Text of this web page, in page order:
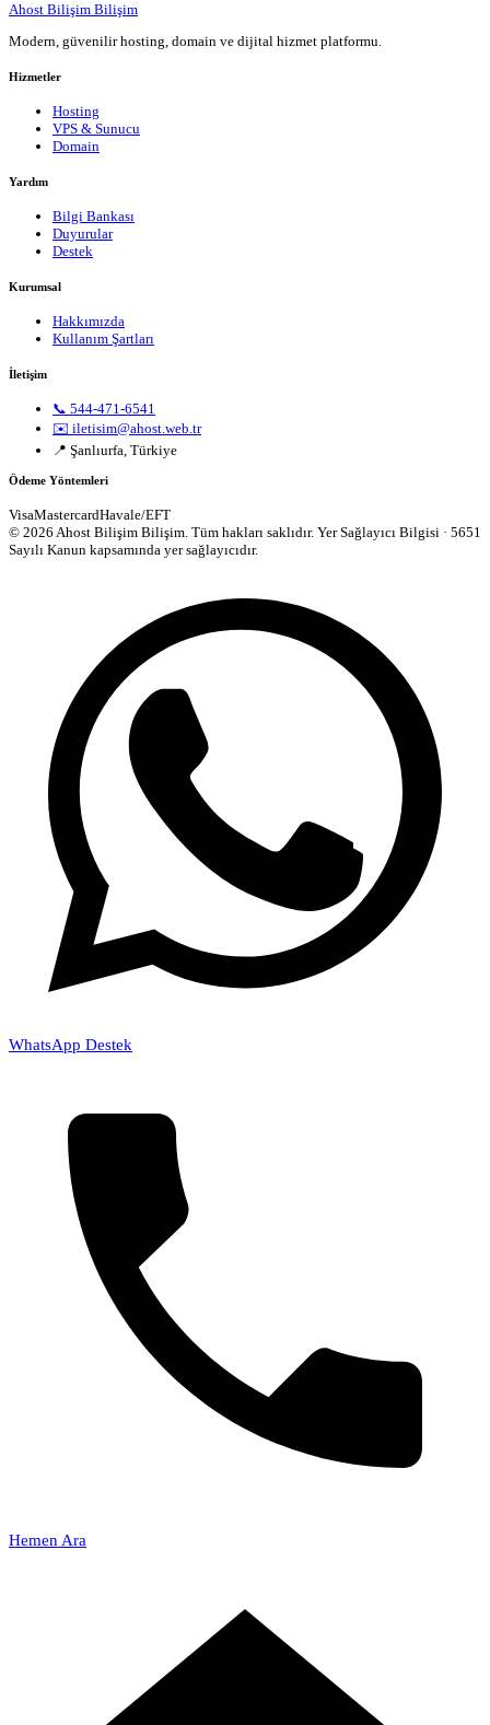
Ahost Bilişim Bilişim
Modern, güvenilir hosting, domain ve dijital hizmet platformu.
Hizmetler
Hosting
VPS & Sunucu
Domain
Yardım
Bilgi Bankası
Duyurular
Destek
Kurumsal
Hakkımızda
Kullanım Şartları
İletişim
📞 544-471-6541
✉️ iletisim@ahost.web.tr
📍 Şanlıurfa, Türkiye
Ödeme Yöntemleri
VisaMastercardHavale/EFT
© 2026 Ahost Bilişim Bilişim. Tüm hakları saklıdır. Yer Sağlayıcı Bilgisi · 5651
Sayılı Kanun kapsamında yer sağlayıcıdır.
WhatsApp Destek
Hemen Ara